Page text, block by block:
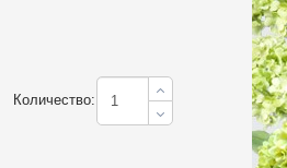
Количество: